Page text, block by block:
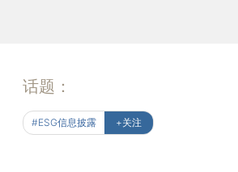
话题：
#ESG信息披露 +关注